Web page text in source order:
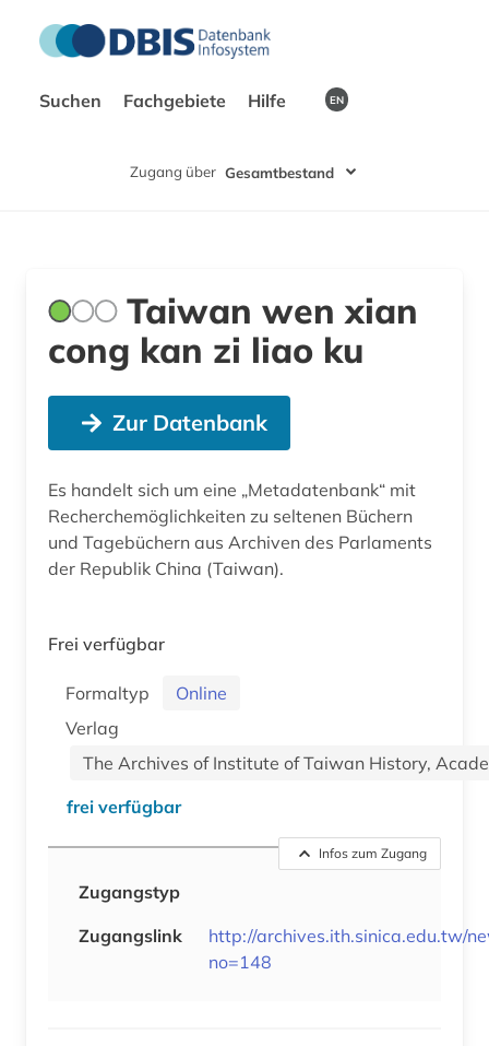
Suchen Fachgebiete Hilfe EN
Zugang über Gesamtbestand
Taiwan wen xian
cong kan zi liao ku
Zur Datenbank
Es handelt sich um eine „Metadatenbank“ mit
Recherchemöglichkeiten zu seltenen Büchern
und Tagebüchern aus Archiven des Parlaments
der Republik China (Taiwan).
Frei verfügbar
Formaltyp
Online
Verlag
The Archives of Institute of Taiwan History,
frei verfügbar
Infos zum Zugang
Zugangstyp
Zugangslink
http://archives.ith.sinica.edu.tw/
no=148